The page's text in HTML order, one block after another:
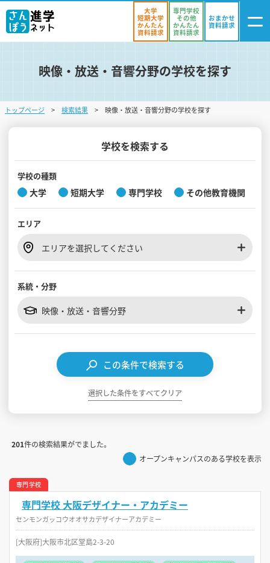
ログイン
・登録
気になる
学校を探す
オープンキャンパスを探す
入試・受験入門
見学会WEB手引書
大学
短期大学
かんたん
資料請求
専門学校
その他
かんたん
資料請求
おまかせ
資料請求
映像・放送・音響分野の学校を探す
トップページ 検索結果 映像・放送・音響分野の学校を探す
学校を検索する
学校の種類
大学 短期大学 専門学校 その他教育機関
エリア
エリアを選択してください
系統・分野
映像・放送・音響分野
この条件で検索する
選択した条件をすべてクリア
201件の検索結果がでました。
オープンキャンパスのある学校を表示
専門学校
専門学校 大阪デザイナー・アカデミー
センモンガッコウオオサカデザイナーアカデミー
[大阪府]大阪市北区堂島2-3-20